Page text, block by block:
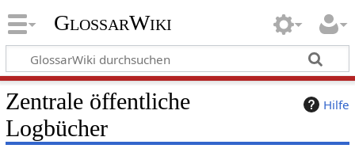
GlossarWiki
Hilfe
Zentrale öffentliche
Logbücher